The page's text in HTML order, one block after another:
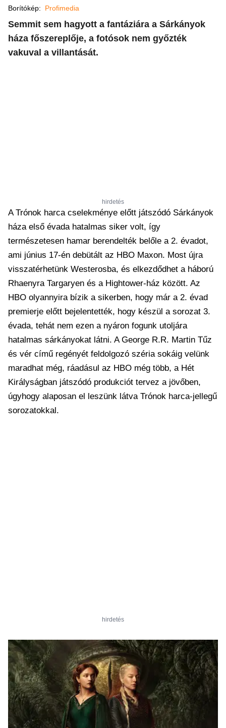
Borítókép: Profimedia
Semmit sem hagyott a fantáziára a Sárkányok
háza főszereplője, a fotósok nem győzték
vakuval a villantását.
hirdetés
A Trónok harca cselekménye előtt játszódó Sárkányok
háza első évada hatalmas siker volt, így
természetesen hamar berendelték belőle a 2. évadot,
ami június 17-én debütált az HBO Maxon. Most újra
visszatérhetünk Westerosba, és elkezdődhet a háború
Rhaenyra Targaryen és a Hightower-ház között. Az
HBO olyannyira bízik a sikerben, hogy már a 2. évad
premierje előtt bejelentették, hogy készül a sorozat 3.
évada, tehát nem ezen a nyáron fogunk utoljára
hatalmas sárkányokat látni. A George R.R. Martin Tűz
és vér című regényét feldolgozó széria sokáig velünk
maradhat még, ráadásul az HBO még több, a Hét
Királyságban játszódó produkciót tervez a jövőben,
úgyhogy alaposan el leszünk látva Trónok harca-jellegű
sorozatokkal.
hirdetés